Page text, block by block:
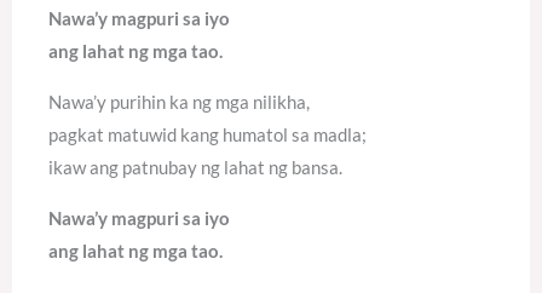
Nawa’y magpuri sa iyo
ang lahat ng mga tao.
Nawa’y purihin ka ng mga nilikha,
pagkat matuwid kang humatol sa madla;
ikaw ang patnubay ng lahat ng bansa.
Nawa’y magpuri sa iyo
ang lahat ng mga tao.